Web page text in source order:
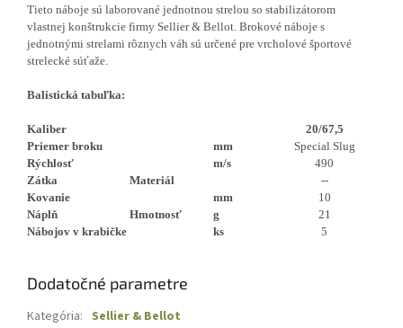
Tieto náboje sú laborované jednotnou strelou so stabilizátorom
vlastnej konštrukcie firmy Sellier & Bellot. Brokové náboje s
jednotnými strelami rôznych váh sú určené pre vrcholové športové
strelecké súťaže.
Balistická tabuľka:
Kaliber
20/67,5
Priemer broku
mm
Special Slug
Rýchlosť
m/s
490
Zátka
Materiál
--
Kovanie
mm
10
Náplň
Hmotnosť g
21
Nábojov v krabičke
ks 5
Dodatočné parametre
Kategória: Sellier & Bellot